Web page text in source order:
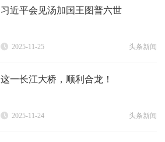
习近平会见汤加国王图普六世
2025-11-25 头条新闻
这一长江大桥，顺利合龙！
2025-11-24 头条新闻